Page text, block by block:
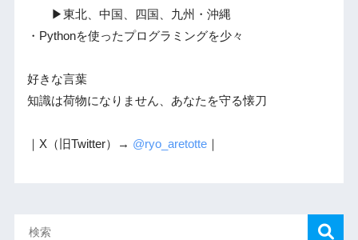
▶東北、中国、四国、九州・沖縄
・Pythonを使ったプログラミングを少々
好きな言葉
知識は荷物になりません、あなたを守る懐刀
｜X（旧Twitter）→ @ryo_aretotte｜